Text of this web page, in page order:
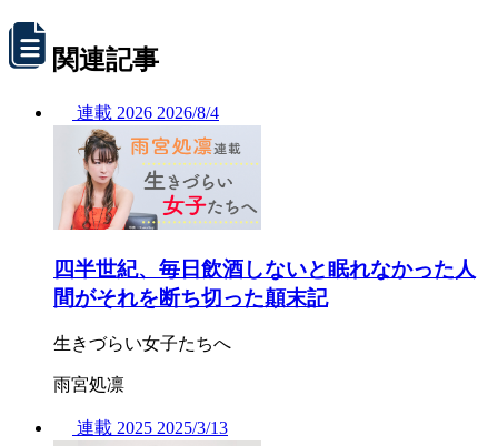
関連記事
連載 2026 2026/8/4
四半世紀、毎日飲酒しないと眠れなかった人
間がそれを断ち切った顛末記
生きづらい女子たちへ
雨宮処凛
連載 2025 2025/3/13